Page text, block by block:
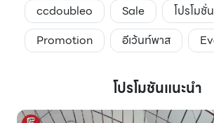
ccdoubleo Sale
โปรโมชั่น
Promotion
อีเว้นท์พาส
โปรโมชันแนะนำ